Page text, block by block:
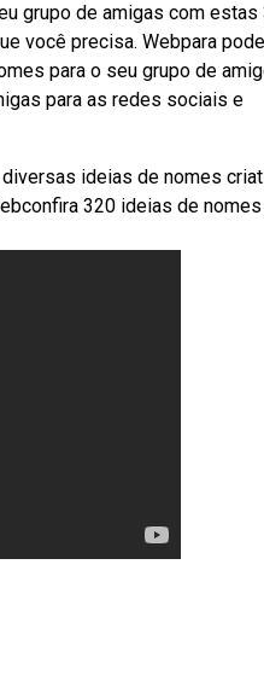
grupo de amigas com estas
você precisa. Webpara
para o seu grupo de
para as redes sociais e
ideias de nomes
320 ideias de nomes